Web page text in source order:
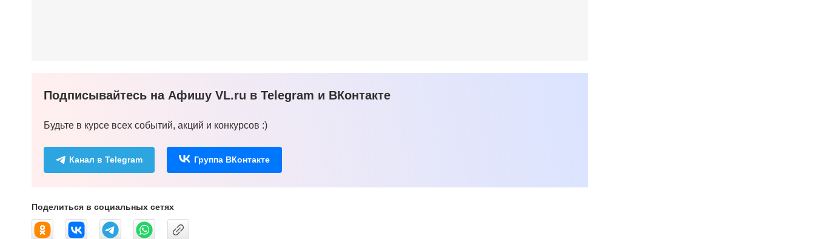
Подписывайтесь на Афишу VL.ru в Telegram и ВКонтакте
Будьте в курсе всех событий, акций и конкурсов :)
Канал в Telegram Группа ВКонтакте
Поделиться в социальных сетях